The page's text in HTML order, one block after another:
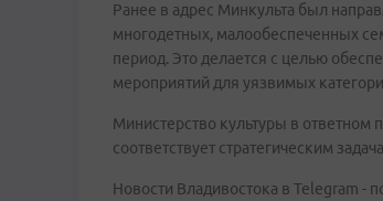
Ранее в адрес Минкульта был
многодетных, малообеспеченных
период. Это делается с целью
мероприятий для уязвимых
Министерство культуры в ответном
соответствует стратегическим
Новости Владивостока в Telegram -